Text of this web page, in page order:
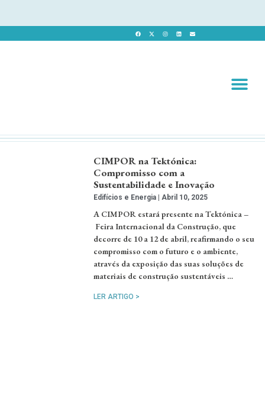
CIMPOR na Tektónica:
Compromisso com a
Sustentabilidade e Inovação
Edifícios e Energia Abril 10, 2025
A CIMPOR estará presente na Tektónica –
Feira Internacional da Construção, que
decorre de 10 a 12 de abril, reafirmando o seu
compromisso com o futuro e o ambiente,
através da exposição das suas soluções de
materiais de construção sustentáveis …
LER ARTIGO >